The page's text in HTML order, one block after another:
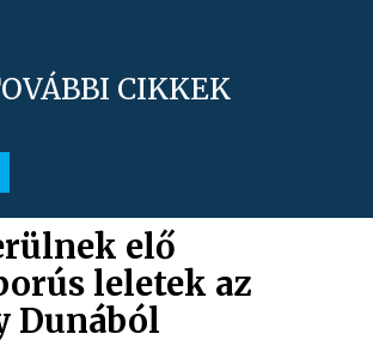
CIKKEK
elő
leletek az
Dunából